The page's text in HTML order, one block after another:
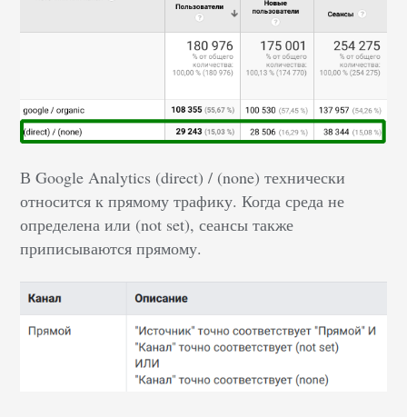
В Google Analytics (direct) / (none) технически
относится к прямому трафику. Когда среда не
определена или (not set), сеансы также
приписываются прямому.